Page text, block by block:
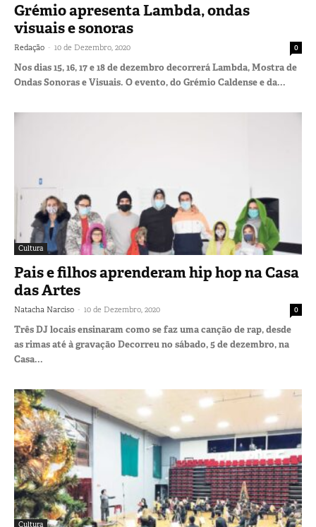
Grémio apresenta Lambda, ondas
visuais e sonoras
Redação - 10 de Dezembro, 2020 0
Nos dias 15, 16, 17 e 18 de dezembro decorrerá Lambda, Mostra de
Ondas Sonoras e Visuais. O evento, do Grémio Caldense e da...
Cultura
Pais e filhos aprenderam hip hop na Casa
das Artes
Natacha Narciso - 10 de Dezembro, 2020 0
Três DJ locais ensinaram como se faz uma canção de rap, desde
as rimas até à gravação Decorreu no sábado, 5 de dezembro, na
Casa...
Cultura